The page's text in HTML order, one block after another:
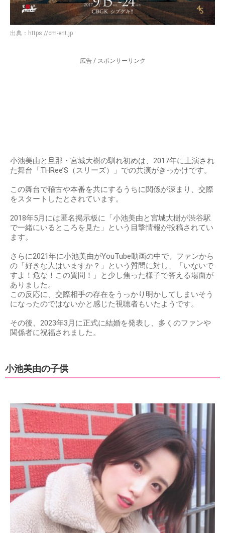
出典： https://cm-ent.jp
広告 / スポンサーリンク
小池美由と旦那・宮城大樹の馴れ初めは、2017年に上演され
た舞台「THRee’S（スリーズ）」での共演がきっかけです。
この舞台で稽古や本番を共にするうちに関係が深まり、交際
をスタートしたとされています。
2018年5月には匿名掲示板に「小池美由と宮城大樹が渋谷駅
で一緒にいるところを見た」という目撃情報が投稿されてい
ます。
さらに2021年に小池美由がYouTube動画の中で、ファンから
の「好きな人はいますか？」という質問に対し、「いないで
すよ！危な！この質問！」と少し焦った様子で答える場面が
ありました。
この反応に、交際相手の存在をうっかり明かしてしまいそう
になったのではないかと感じた視聴者もいたようです。
その後、2023年3月に正式に結婚を発表し、多くのファンや
関係者に祝福されました。
小池美由の子供